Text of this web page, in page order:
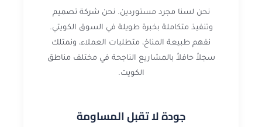
نحن لسنا مجرد مستوردين. نحن شركة تصميم
وتنفيذ متكاملة بخبرة طويلة في السوق الكويتي.
نفهم طبيعة المناخ، متطلبات العملاء، ونمتلك
سجلاً حافلاً بالمشاريع الناجحة في مختلف مناطق
الكويت.
جودة لا تقبل المساومة